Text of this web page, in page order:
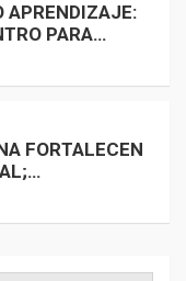
APRENDIZAJE:
PARA
FORTALECEN
Y